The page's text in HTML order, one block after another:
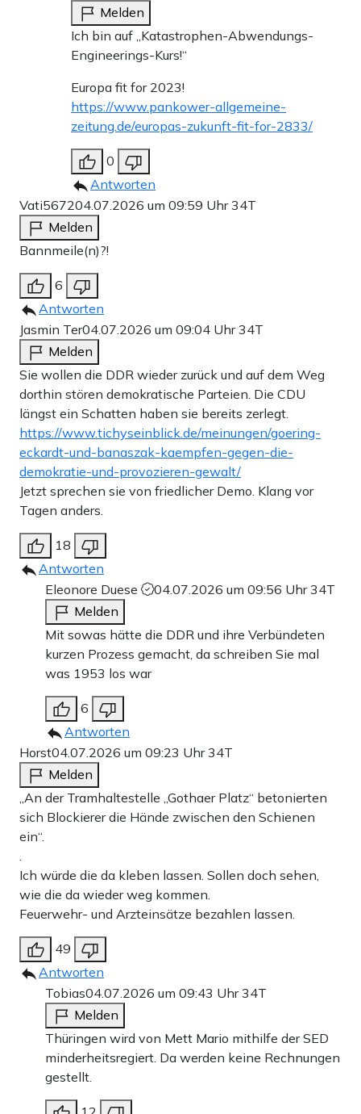
Melden
Ich bin auf „Katastrophen-Abwendungs-
Engineerings-Kurs!“
Europa fit for 2023!
https://www.pankower-allgemeine-
zeitung.de/europas-zukunft-fit-for-2833/
0
Antworten
Vati567204.07.2026 um 09:59 Uhr34T
Melden
Bannmeile(n)?!
6
Antworten
Jasmin Ter04.07.2026 um 09:04 Uhr34T
Melden
Sie wollen die DDR wieder zurück und auf dem Weg
dorthin stören demokratische Parteien. Die CDU
längst ein Schatten haben sie bereits zerlegt.
https://www.tichyseinblick.de/meinungen/goering-
eckardt-und-banaszak-kaempfen-gegen-die-
demokratie-und-provozieren-gewalt/
Jetzt sprechen sie von friedlicher Demo. Klang vor
Tagen anders.
18
Antworten
Eleonore Duese
04.07.2026 um 09:56 Uhr34T
Melden
Mit sowas hätte die DDR und ihre Verbündeten
kurzen Prozess gemacht, da schreiben Sie mal
was 1953 los war
6
Antworten
Horst04.07.2026 um 09:23 Uhr34T
Melden
„An der Tramhaltestelle „Gothaer Platz“ betonierten
sich Blockierer die Hände zwischen den Schienen
ein“.
.
Ich würde die da kleben lassen. Sollen doch sehen,
wie die da wieder weg kommen.
Feuerwehr- und Arzteinsätze bezahlen lassen.
49
Antworten
Tobias04.07.2026 um 09:43 Uhr34T
Melden
Thüringen wird von Mett Mario mithilfe der SED
minderheitsregiert. Da werden keine Rechnungen
gestellt.